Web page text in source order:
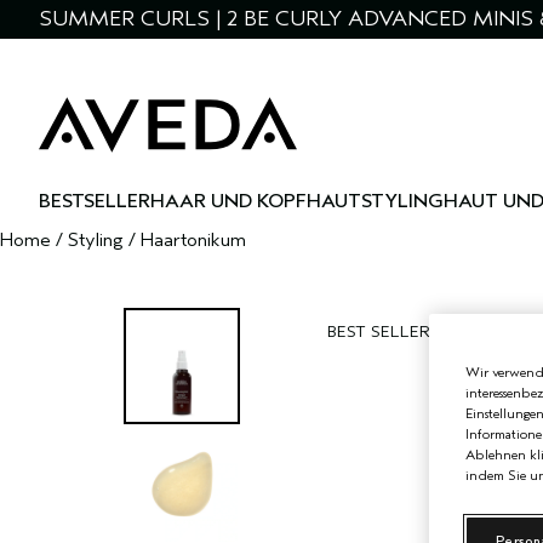
SUMMER CURLS | 2 BE CURLY ADVANCED
BESTSELLERHAAR UND KOPFHAUTSTYLINGHAUT
Home / Styling / Haartonikum
BEST SELLER
Wir
Ablehnen
indem Sie